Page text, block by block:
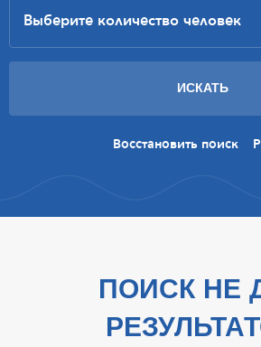
Восстановить поиск
ПОИСК НЕ